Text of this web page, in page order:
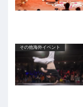
その他海外イベント